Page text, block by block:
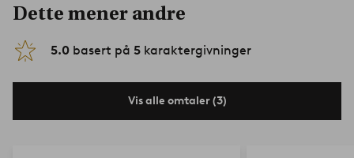
Dette mener andre
5.0 basert på 5 karaktergivninger
Vis alle omtaler (3)